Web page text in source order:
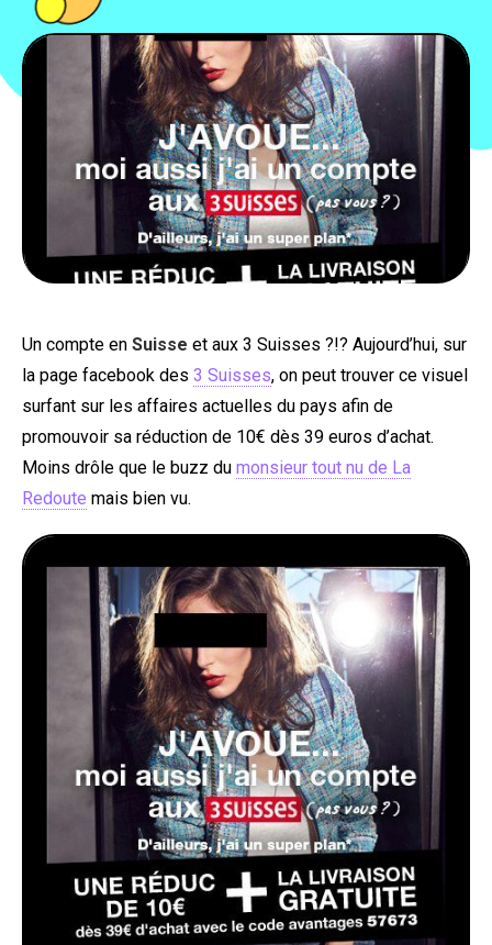
PEOPLE
FOOD
BONS PLANS
SOUTENEZ KULTT
Un compte en Suisse et aux 3 Suisses ?!? Aujourd’hui, sur
la page facebook des 3 Suisses, on peut trouver ce visuel
surfant sur les affaires actuelles du pays afin de
promouvoir sa réduction de 10€ dès 39 euros d’achat.
Moins drôle que le buzz du monsieur tout nu de La
Redoute mais bien vu.